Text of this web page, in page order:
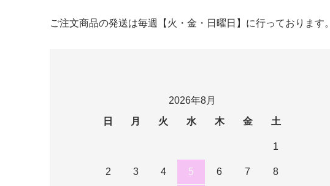
ご注文商品の発送は毎週【火・金・日曜日】に行っております。
2026年8月
日
月 火 水 木 金 土
1
2 3 4 5 6 7 8